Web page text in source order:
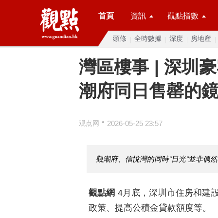
首頁 資訊 觀點指數
頭條 全時數據 深度 房地産
灣區樓事 | 深圳
潮府同日售罄的
观点网 • 2026-05-25 23:57
觀潮府、信悅灣的同時“日光”並非偶
觀點網 4月底，深圳市住房和建
政策、提高公積金貸款額度等。